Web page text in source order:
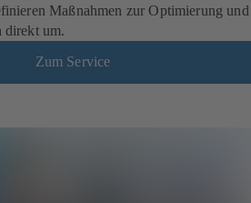
Maßnahmen zur Optimierung und
direkt um.
Zum Service